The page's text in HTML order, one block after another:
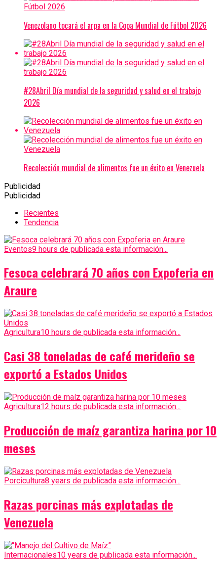
Venezolano tocará el arpa en la Copa Mundial de Fútbol 2026
#28Abril Día mundial de la seguridad y salud en el trabajo
2026
Recolección mundial de alimentos fue un éxito en Venezuela
Publicidad
Publicidad
Recientes
Tendencia
Eventos9 hours de publicada esta información...
Fesoca celebrará 70 años con Expoferia en
Araure
Agricultura10 hours de publicada esta información...
Casi 38 toneladas de café merideño se
exportó a Estados Unidos
Agricultura12 hours de publicada esta información...
Producción de maíz garantiza harina por 10
meses
Porcicultura8 years de publicada esta información...
Razas porcinas más explotadas de
Venezuela
Internacionales10 years de publicada esta información...